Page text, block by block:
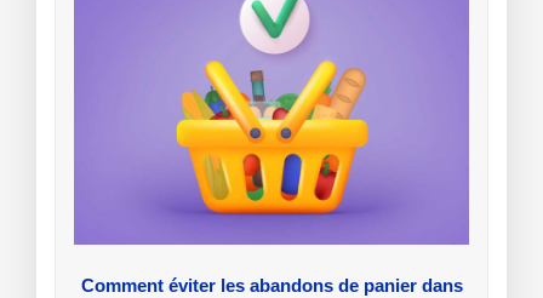
Comment éviter les abandons de panier dans